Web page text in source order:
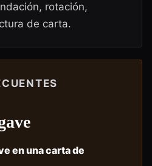
rotación,
de carta.
en una carta de